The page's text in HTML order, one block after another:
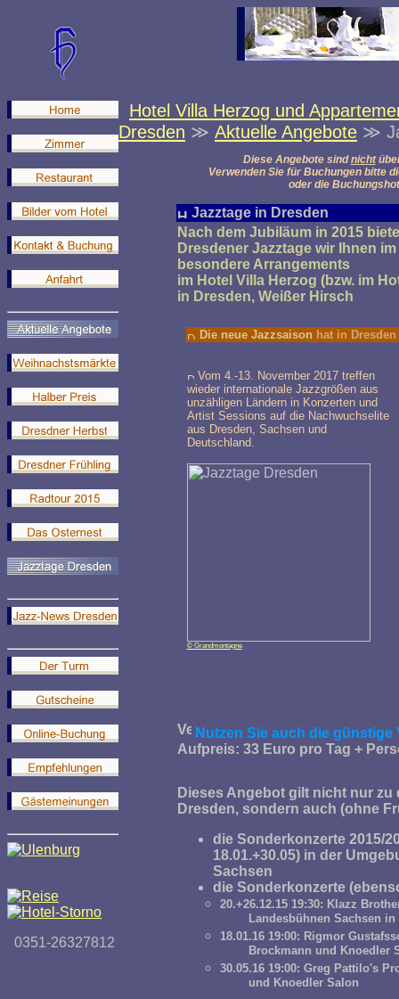
0351-26327812
Hotel Villa Herzog und
Dresden ≫ Aktuelle Angebote ≫
Diese Angebote sindnicht
Verwenden Sie für Buchungen bitte
oder die
Jazztage in Dresden
Nach dem Jubiläum in 2015
Dresdener Jazztage wir Ihnen
besondere Arrangements
im Hotel Villa Herzog (bzw. im
in Dresden, Weißer Hirsch
Die neue Jazzsaison hat in
Vom 4.-13. November 2017 treffen
wieder internationale Jazzgrößen aus
unzähligen Ländern in Konzerten und
Artist Sessions auf die Nachwuchselite
aus Dresden, Sachsen und
Deutschland.
© Grandmontagne
Nutzen Sie auch die
Aufpreis: 33 Euro pro Tag +
Dieses Angebot gilt nicht nur
Dresden, sondern auch (ohne
die Sonderkonzerte 2015/
18.01.+30.05) in der
Sachsen
die Sonderkonzerte
20.+26.12.15 19:30: Klazz
Landesbühnen Sachsen in
18.01.16 19:00: Rigmor
Brockmann und Knoedler
30.05.16 19:00: Greg Pattilo's
und Knoedler Salon